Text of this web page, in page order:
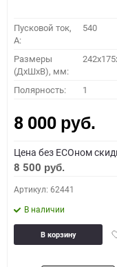
Пусковой ток,
A:
540
Размеры
(ДхШхВ), мм:
Полярность: 1
8 000 руб.
Цена без ECOном
8 500 руб.
Артикул: 62441
В наличии
В корзину